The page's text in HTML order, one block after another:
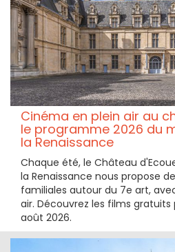
Cinéma en plein air au
le programme 2026 du
la Renaissance
Chaque été, le Château
la Renaissance nous propose
familiales autour du 7e art,
air. Découvrez les films gratuits
août 2026.